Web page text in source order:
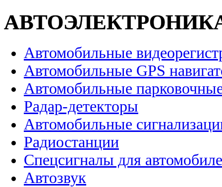
Автомобильные
Автомобильные GPS
Автомобильные
Радар-детекторы
Автомобильные
Радиостанции
Спецсигналы для
Автозвук